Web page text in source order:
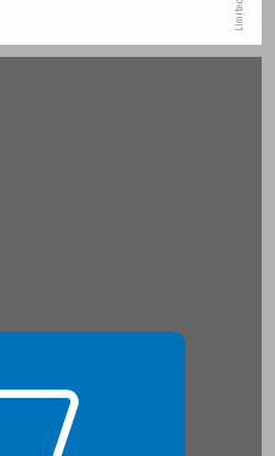
פרק ראשון שירי ארץ ישראל: בעיות בהגדרת הז'אנר ... 15